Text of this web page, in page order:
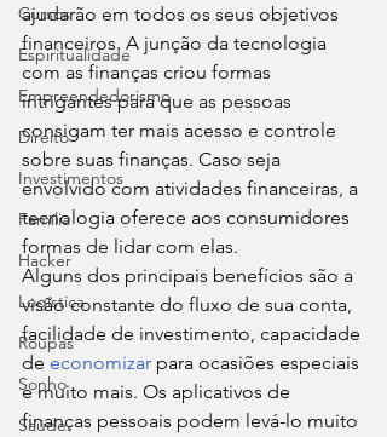
Cursos
Espiritualidade
Empreendedorismo
Direito
Investimentos
Família
Hacker
Logística
Roupas
Sonho
Saúde
ajudarão em todos os seus objetivos
financeiros. A junção da tecnologia
com as finanças criou formas
intrigantes para que as pessoas
consigam ter mais acesso e controle
sobre suas finanças. Caso seja
envolvido com atividades financeiras, a
tecnologia oferece aos consumidores
formas de lidar com elas.
Alguns dos principais benefícios são a
visão constante do fluxo de sua conta,
facilidade de investimento, capacidade
de economizar para ocasiões especiais
e muito mais. Os aplicativos de
finanças pessoais podem levá-lo muito